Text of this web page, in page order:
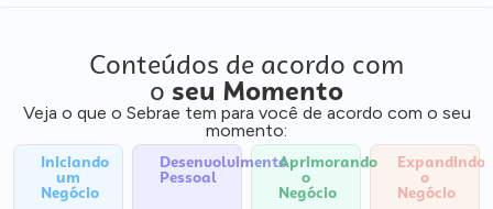
Conteúdos de acordo com
o seu Momento
Veja o que o Sebrae tem para você de acordo com o seu
momento:
Iniciando
um
Negócio
Desenvolvimento
Pessoal
Aprimorando
o
Negócio
Expandindo
o
Negócio